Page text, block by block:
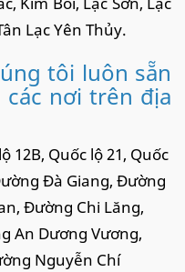
Lạc Yên Thủy.
tôi luôn sẵn
các nơi trên địa
12B, Quốc lộ 21, Quốc
Đà Giang, Đường
Đường Chi Lăng,
An Dương Vương,
Nguyễn Chí